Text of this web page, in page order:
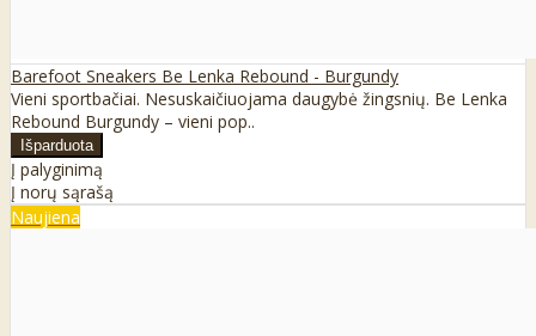
Barefoot Sneakers Be Lenka Rebound - Burgundy
Vieni sportbačiai. Nesuskaičiuojama daugybė žingsnių. Be Lenka
Rebound Burgundy – vieni pop..
Į palyginimą
Į norų sąrašą
Naujiena